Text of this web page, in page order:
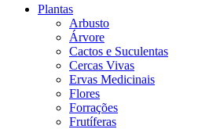
Plantas
Arbusto
Árvore
Cactos e Suculentas
Cercas Vivas
Ervas Medicinais
Flores
Forrações
Frutíferas